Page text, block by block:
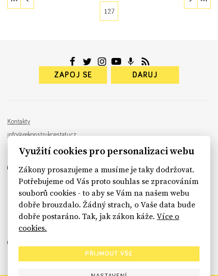
127
ZAPOJ SE DARUJ
Kontakty
info@rekonstrukcestatu.cz
Návrh a vývoj: Sinfin , ilustrace:
sinfin.digital
Využití cookies pro personalizaci webu
Zákony prosazujeme a musíme je taky dodržovat.
Potřebujeme od Vás proto souhlas se zpracováním
souborů cookies - to aby se Vám na našem webu
dobře brouzdalo. Žádný strach, o Vaše data bude
dobře postaráno. Tak, jak zákon káže.Více o
cookies.
PŘIJMOUT VŠE